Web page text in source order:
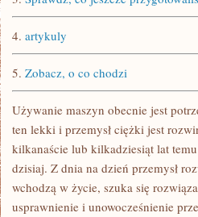
4. artykuly
5. Zobacz, o co chodzi
Używanie maszyn obecnie jest
ten lekki i przemysł ciężki jest
kilkanaście lub kilkadziesiąt lat
dzisiaj. Z dnia na dzień przemysł
wchodzą w życie, szuka się
usprawnienie i unowocześnienie